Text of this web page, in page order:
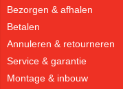
Bezorgen & afhalen
Betalen
Annuleren & retourneren
Service & garantie
Montage & inbouw